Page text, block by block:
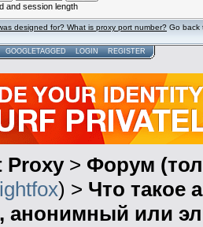
and session length
designed for? What is proxy port number? Go
GOOGLETAGGED LOGIN REGISTER
Proxy> Форум
) > Что такое
анонимный или